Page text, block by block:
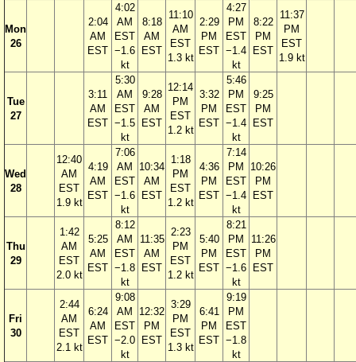
Mon
26
2:04
AM
EST
4:02
AM
EST
−1.6
kt
8:18
AM
EST
11:10
AM
EST
1.3 kt
2:29
PM
EST
4:27
PM
EST
−1.4
kt
8:22
PM
EST
11:37
PM
EST
1.9 kt
Tue
27
3:11
AM
EST
5:30
AM
EST
−1.5
kt
9:28
AM
EST
12:14
PM
EST
1.2 kt
3:32
PM
EST
5:46
PM
EST
−1.4
kt
9:25
PM
EST
Wed
28
12:40
AM
EST
1.9 kt
4:19
AM
EST
7:06
AM
EST
−1.6
kt
10:34
AM
EST
1:18
PM
EST
1.2 kt
4:36
PM
EST
7:14
PM
EST
−1.4
kt
10:26
PM
EST
Thu
29
1:42
AM
EST
2.0 kt
5:25
AM
EST
8:12
AM
EST
−1.8
kt
11:35
AM
EST
2:23
PM
EST
1.2 kt
5:40
PM
EST
8:21
PM
EST
−1.6
kt
11:26
PM
EST
Fri
30
2:44
AM
EST
2.1 kt
6:24
AM
EST
9:08
AM
EST
−2.0
kt
12:32
PM
EST
3:29
PM
EST
1.3 kt
6:41
PM
EST
9:19
PM
EST
−1.8
kt